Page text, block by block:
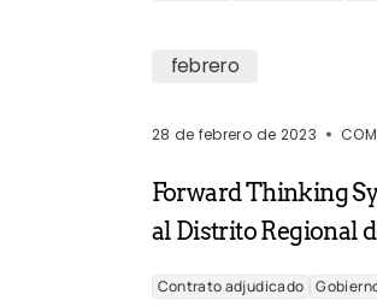
febrero
28 de febrero de 2023
Forward Thinking
al Distrito Regional
Contrato adjudicado